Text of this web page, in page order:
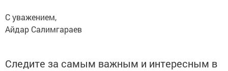
С уважением,
Айдар Салимгараев
Следите за самым важным и интересным в